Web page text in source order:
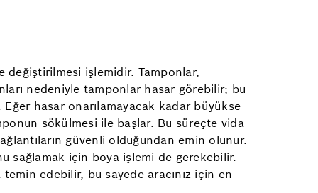
değiştirilmesi işlemidir. Tamponlar,
nedeniyle tamponlar hasar görebilir; bu
hasar onarılamayacak kadar büyükse
sökülmesi ile başlar. Bu süreçte vida
güvenli olduğundan emin olunur.
sağlamak için boya işlemi de gerekebilir.
edebilir, bu sayede aracınız için en